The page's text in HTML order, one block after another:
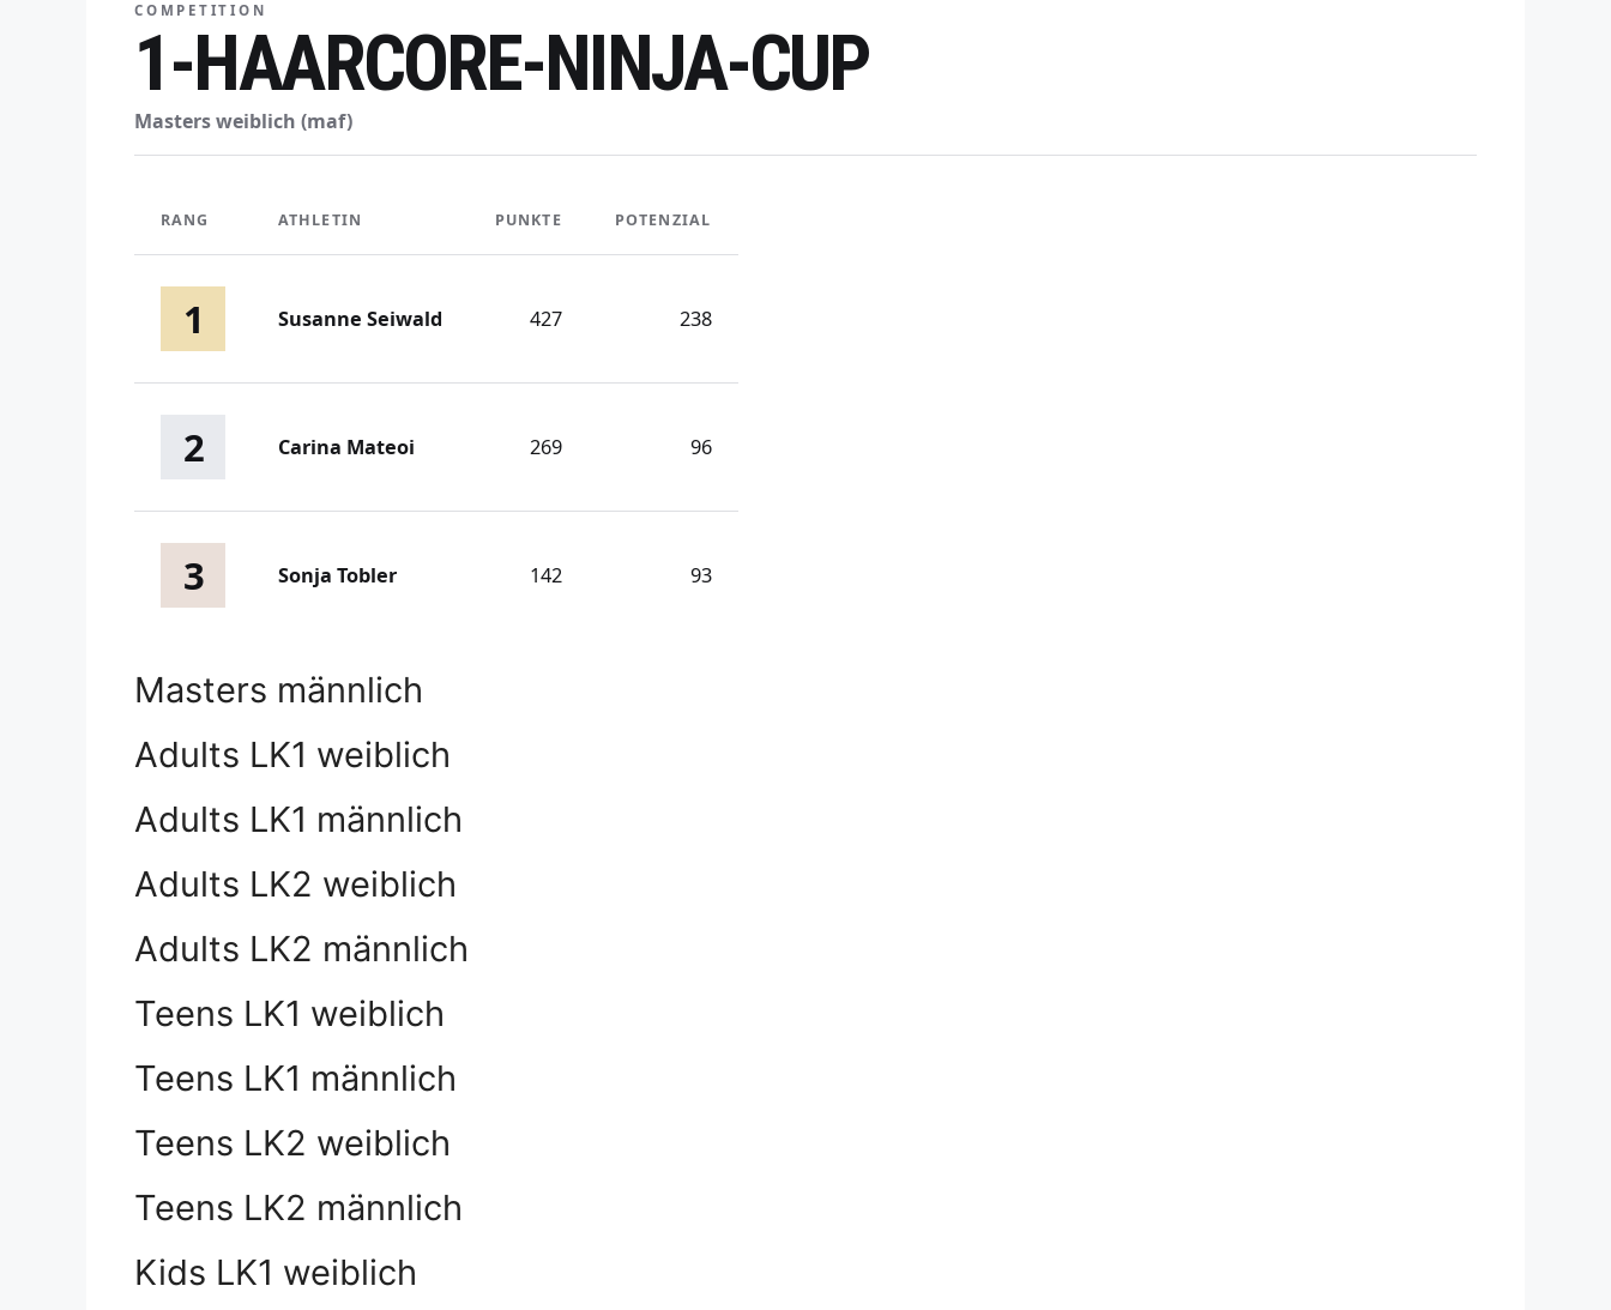
COMPETITION
1-HAARCORE-NINJA-CUP
Masters weiblich (maf)
RANG ATHLETIN PUNKTE POTENZIAL
1 Susanne Seiwald 427 238
2 Carina Mateoi 269 96
3 Sonja Tobler 142 93
Masters männlich
Adults LK1 weiblich
Adults LK1 männlich
Adults LK2 weiblich
Adults LK2 männlich
Teens LK1 weiblich
Teens LK1 männlich
Teens LK2 weiblich
Teens LK2 männlich
Kids LK1 weiblich